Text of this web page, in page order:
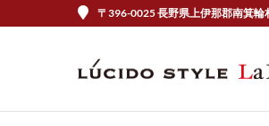
〒396-0025 長野県上伊那郡南箕輪